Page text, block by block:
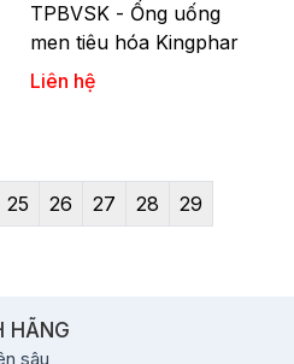
TPBVSK - Ống uống
men tiêu hóa Kingphar
Liên hệ
25 26 27 28
29
HÃNG
sâu